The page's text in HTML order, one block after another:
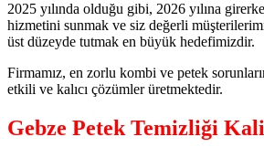
2025 yılında olduğu gibi, 2026 yılına
hizmetini sunmak ve siz değerli
üst düzeyde tutmak en büyük hedefimizdir.
Firmamız, en zorlu kombi ve petek
etkili ve kalıcı çözümler üretmektedir.
Gebze Petek Temizliği